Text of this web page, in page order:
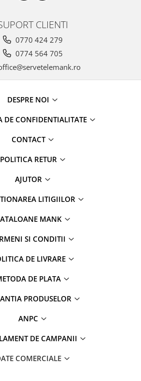
CLIENTI
0770 424 279
0774 564 705
DESPRE NOI
DE CONFIDENTIALITATE
CONTACT
POLITICA RETUR
AJUTOR
LITIGIILOR
MANK
SI CONDITII
DE LIVRARE
DE PLATA
PRODUSELOR
ANPC
DE CAMPANII
COMERCIALE